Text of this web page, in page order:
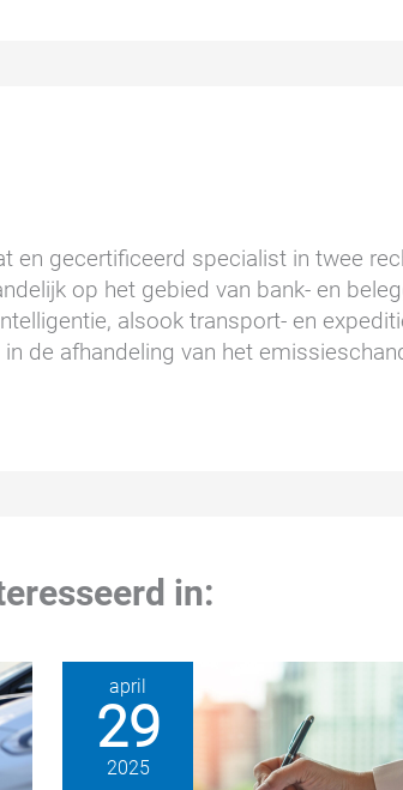
en gecertificeerd specialist in twee
op het gebied van bank- en
alsook transport- en
de afhandeling van het
in:
april
29
2025